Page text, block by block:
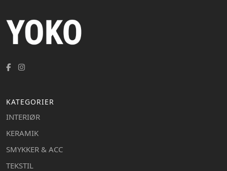
KATEGORIER
INTERIØR
KERAMIK
SMYKKER & ACC
TEKSTIL